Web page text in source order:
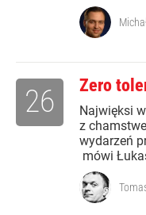
Zero
Najwięksi
z
wydarzeń
mówi
26